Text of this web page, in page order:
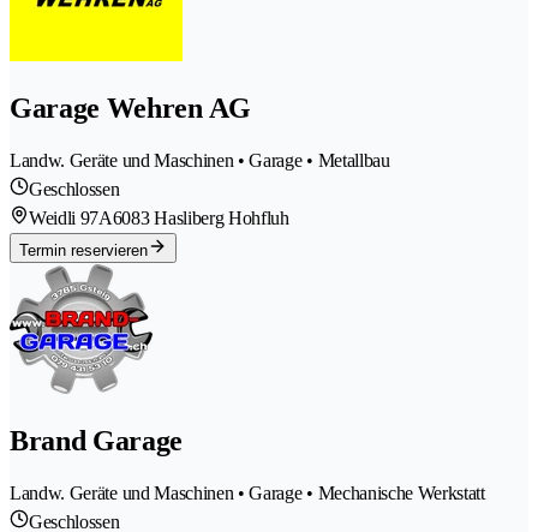
Garage Wehren AG
Landw. Geräte und Maschinen • Garage • Metallbau
Geschlossen
Weidli 97A6083 Hasliberg Hohfluh
Termin reservieren
Brand Garage
Landw. Geräte und Maschinen • Garage • Mechanische Werkstatt
Geschlossen